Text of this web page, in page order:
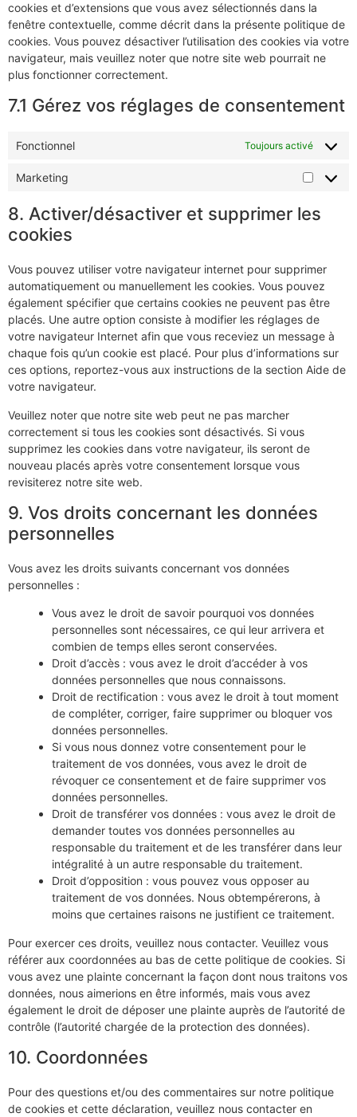
cookies et d’extensions que vous avez sélectionnés dans la
fenêtre contextuelle, comme décrit dans la présente politique de
cookies. Vous pouvez désactiver l’utilisation des cookies via votre
navigateur, mais veuillez noter que notre site web pourrait ne
plus fonctionner correctement.
7.1 Gérez vos réglages de consentement
Fonctionnel Toujours activé
Marketing
8. Activer/désactiver et supprimer les
cookies
Vous pouvez utiliser votre navigateur internet pour supprimer
automatiquement ou manuellement les cookies. Vous pouvez
également spécifier que certains cookies ne peuvent pas être
placés. Une autre option consiste à modifier les réglages de
votre navigateur Internet afin que vous receviez un message à
chaque fois qu’un cookie est placé. Pour plus d’informations sur
ces options, reportez-vous aux instructions de la section Aide de
votre navigateur.
Veuillez noter que notre site web peut ne pas marcher
correctement si tous les cookies sont désactivés. Si vous
supprimez les cookies dans votre navigateur, ils seront de
nouveau placés après votre consentement lorsque vous
revisiterez notre site web.
9. Vos droits concernant les données
personnelles
Vous avez les droits suivants concernant vos données
personnelles :
Vous avez le droit de savoir pourquoi vos données
personnelles sont nécessaires, ce qui leur arrivera et
combien de temps elles seront conservées.
Droit d’accès : vous avez le droit d’accéder à vos
données personnelles que nous connaissons.
Droit de rectification : vous avez le droit à tout moment
de compléter, corriger, faire supprimer ou bloquer vos
données personnelles.
Si vous nous donnez votre consentement pour le
traitement de vos données, vous avez le droit de
révoquer ce consentement et de faire supprimer vos
données personnelles.
Droit de transférer vos données : vous avez le droit de
demander toutes vos données personnelles au
responsable du traitement et de les transférer dans leur
intégralité à un autre responsable du traitement.
Droit d’opposition : vous pouvez vous opposer au
traitement de vos données. Nous obtempérerons, à
moins que certaines raisons ne justifient ce traitement.
Pour exercer ces droits, veuillez nous contacter. Veuillez vous
référer aux coordonnées au bas de cette politique de cookies. Si
vous avez une plainte concernant la façon dont nous traitons vos
données, nous aimerions en être informés, mais vous avez
également le droit de déposer une plainte auprès de l’autorité de
contrôle (l’autorité chargée de la protection des données).
10. Coordonnées
Pour des questions et/ou des commentaires sur notre politique
de cookies et cette déclaration, veuillez nous contacter en